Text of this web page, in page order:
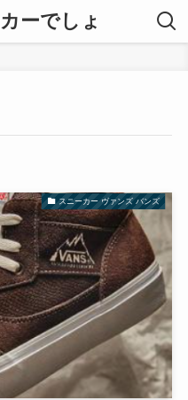
ーでしょ
スニーカー ヴァンズ バンズ